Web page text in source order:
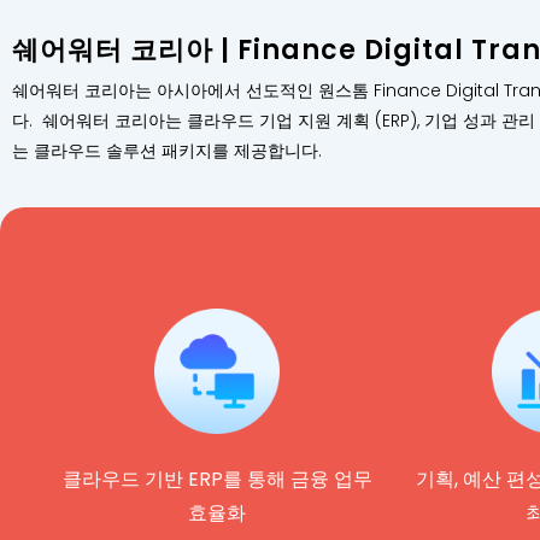
쉐어워터 코리아 | Finance Digital
쉐어워터 코리아는 아시아에서 선도적인 원스톰 Finance Digital
다. 쉐어워터 코리아는 클라우드 기업 지원 계획 (ERP), 기업 성과 관
는 클라우드 솔루션 패키지를 제공합니다.
클라우드 기반 ERP를 통해 금융 업무
효율화
기획, 예산 편